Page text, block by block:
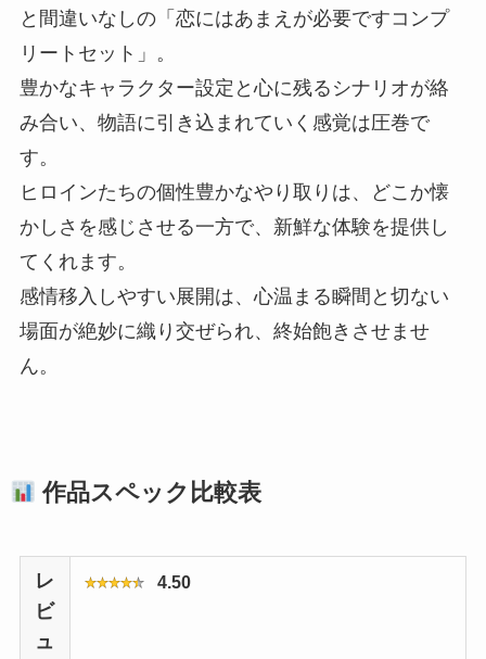
と間違いなしの「恋にはあまえが必要ですコンプ
リートセット」。
豊かなキャラクター設定と心に残るシナリオが絡
み合い、物語に引き込まれていく感覚は圧巻で
す。
ヒロインたちの個性豊かなやり取りは、どこか懐
かしさを感じさせる一方で、新鮮な体験を提供し
てくれます。
感情移入しやすい展開は、心温まる瞬間と切ない
場面が絶妙に織り交ぜられ、終始飽きさせませ
ん。
作品スペック比較表
レ
ビ
ュ
4.50